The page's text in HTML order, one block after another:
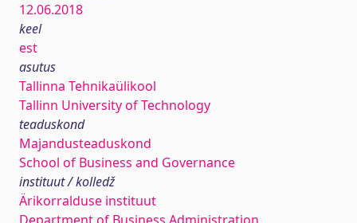
12.06.2018
keel
est
asutus
Tallinna Tehnikaülikool
Tallinn University of Technology
teaduskond
Majandusteaduskond
School of Business and Governance
instituut / kolledž
Ärikorralduse instituut